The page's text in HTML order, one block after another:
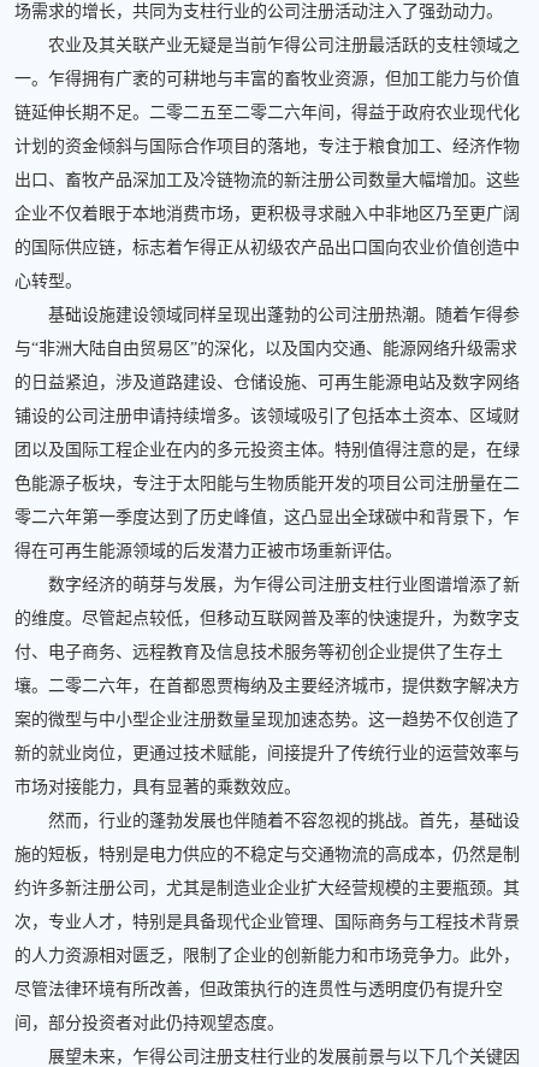
场需求的增长，共同为支柱行业的公司注册活动注入了强劲动力。
农业及其关联产业无疑是当前乍得公司注册最活跃的支柱领域之
一。乍得拥有广袤的可耕地与丰富的畜牧业资源，但加工能力与价值
链延伸长期不足。二零二五至二零二六年间，得益于政府农业现代化
计划的资金倾斜与国际合作项目的落地，专注于粮食加工、经济作物
出口、畜牧产品深加工及冷链物流的新注册公司数量大幅增加。这些
企业不仅着眼于本地消费市场，更积极寻求融入中非地区乃至更广阔
的国际供应链，标志着乍得正从初级农产品出口国向农业价值创造中
心转型。
基础设施建设领域同样呈现出蓬勃的公司注册热潮。随着乍得参
与“非洲大陆自由贸易区”的深化，以及国内交通、能源网络升级需求
的日益紧迫，涉及道路建设、仓储设施、可再生能源电站及数字网络
铺设的公司注册申请持续增多。该领域吸引了包括本土资本、区域财
团以及国际工程企业在内的多元投资主体。特别值得注意的是，在绿
色能源子板块，专注于太阳能与生物质能开发的项目公司注册量在二
零二六年第一季度达到了历史峰值，这凸显出全球碳中和背景下，乍
得在可再生能源领域的后发潜力正被市场重新评估。
数字经济的萌芽与发展，为乍得公司注册支柱行业图谱增添了新
的维度。尽管起点较低，但移动互联网普及率的快速提升，为数字支
付、电子商务、远程教育及信息技术服务等初创企业提供了生存土
壤。二零二六年，在首都恩贾梅纳及主要经济城市，提供数字解决方
案的微型与中小型企业注册数量呈现加速态势。这一趋势不仅创造了
新的就业岗位，更通过技术赋能，间接提升了传统行业的运营效率与
市场对接能力，具有显著的乘数效应。
然而，行业的蓬勃发展也伴随着不容忽视的挑战。首先，基础设
施的短板，特别是电力供应的不稳定与交通物流的高成本，仍然是制
约许多新注册公司，尤其是制造业企业扩大经营规模的主要瓶颈。其
次，专业人才，特别是具备现代企业管理、国际商务与工程技术背景
的人力资源相对匮乏，限制了企业的创新能力和市场竞争力。此外，
尽管法律环境有所改善，但政策执行的连贯性与透明度仍有提升空
间，部分投资者对此仍持观望态度。
展望未来，乍得公司注册支柱行业的发展前景与以下几个关键因